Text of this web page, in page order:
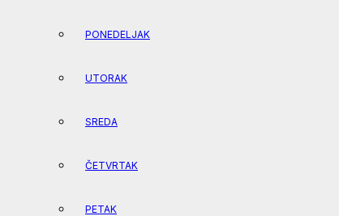
PONEDELJAK
UTORAK
SREDA
ČETVRTAK
PETAK